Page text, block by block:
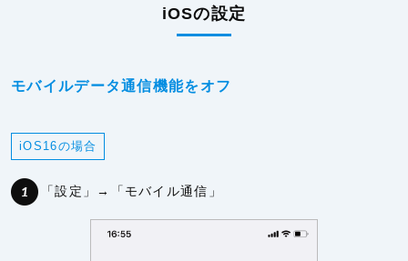
iOSの設定
モバイルデータ通信機能をオフ
iOS16の場合
「設定」→「モバイル通信」